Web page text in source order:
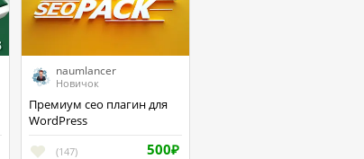
naumlancer
Новичок
Премиум сео плагин для
WordPress
(147) 500₽